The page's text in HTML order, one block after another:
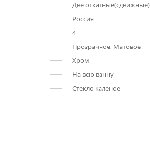
Две откатные(сдвижные)
Россия
4
Прозрачное, Матовое
Хром
На всю ванну
Стекло каленое